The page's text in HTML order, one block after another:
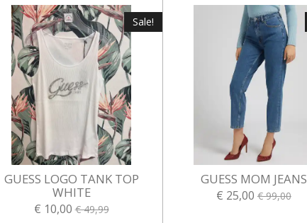
Sale!
GUESS LOGO TANK TOP
WHITE
€ 10,00 € 49,99
GUESS MOM JEANS
€ 25,00 € 99,00